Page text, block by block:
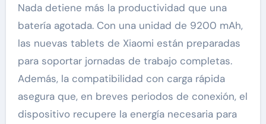
Nada detiene más la productividad que una
batería agotada. Con una unidad de 9200 mAh,
las nuevas tablets de Xiaomi están preparadas
para soportar jornadas de trabajo completas.
Además, la compatibilidad con carga rápida
asegura que, en breves periodos de conexión, el
dispositivo recupere la energía necesaria para